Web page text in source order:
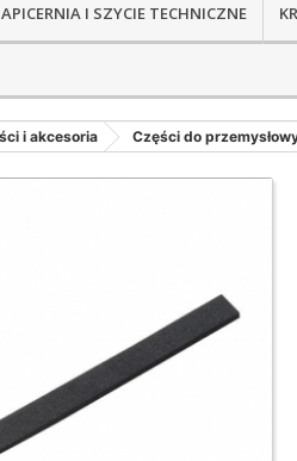
I SZYCIE TECHNICZNE
i akcesoria Części do